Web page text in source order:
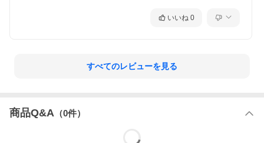
いいね 0
すべてのレビューを見る
商品Q&A （0件）